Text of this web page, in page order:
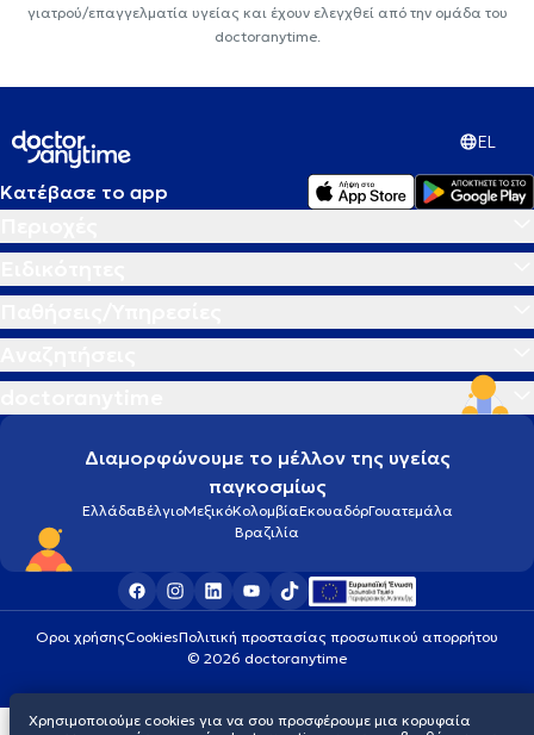
γιατρού/επαγγελματία υγείας και έχουν ελεγχθεί από την ομάδα του
doctoranytime.
EL
Κατέβασε το app
Διαμορφώνουμε το μέλλον της υγείας
παγκοσμίως
ΕλλάδαΒέλγιοΜεξικόΚολομβίαΕκουαδόρΓουατεμάλα
Βραζιλία
Οροι χρήσηςCookiesΠολιτική προστασίας προσωπικού απορρήτου
© 2026 doctoranytime
Χρησιμοποιούμε cookies για να σου προσφέρουμε μια κορυφαία